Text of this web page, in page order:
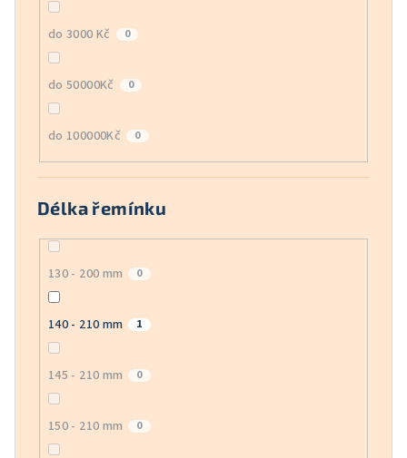
do 3000 Kč 0
do 50000Kč 0
do 100000Kč 0
Délka řemínku
130 - 200 mm 0
140 - 210 mm 1
145 - 210 mm 0
150 - 210 mm 0